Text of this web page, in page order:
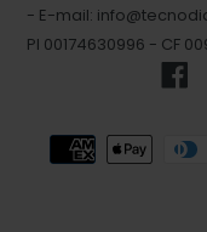
- E-mail:
PI 00174630996 - CF